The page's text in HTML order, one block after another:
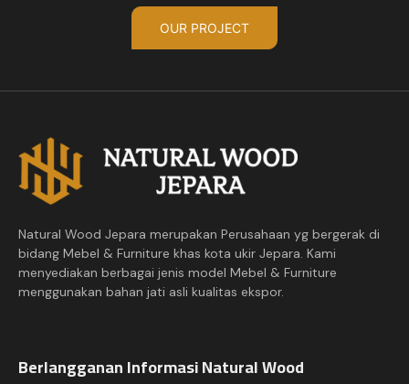
OUR PROJECT
Natural Wood Jepara merupakan Perusahaan yg bergerak di
bidang Mebel & Furniture khas kota ukir Jepara. Kami
menyediakan berbagai jenis model Mebel & Furniture
menggunakan bahan jati asli kualitas ekspor.
Berlangganan Informasi Natural Wood